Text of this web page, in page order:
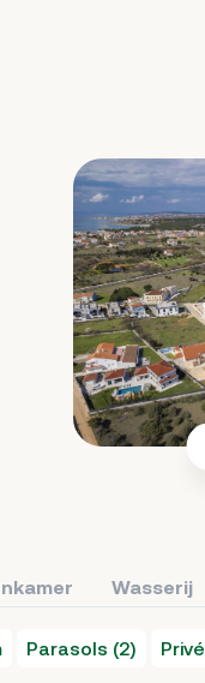
Wasserij
Parasols (2)